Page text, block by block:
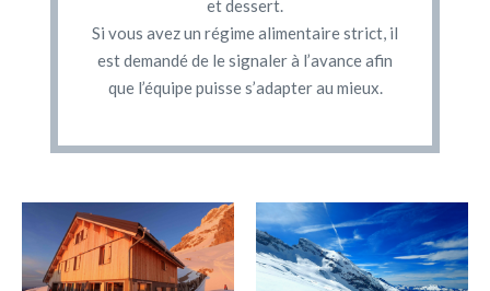
et dessert.
Si vous avez un régime alimentaire strict, il
est demandé de le signaler à l’avance afin
que l’équipe puisse s’adapter au mieux.